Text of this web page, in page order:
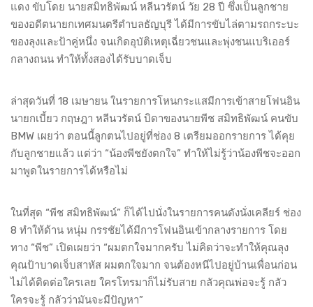
แดง ขับโดย นายสมิทธิพัฒน์ หลีนวรัตน์ วัย 28 ปี ซึ่งเป็นลูกชาย
ของอดีตนายกเทศมนตรีตำบลธัญบุรี ได้มีการขับไล่ตามรถกระบะ
ของลุงและป้าคู่หนึ่ง จนเกิดอุบัติเหตุเฉี่ยวชนและพุ่งชนแบริเออร์
กลางถนน ทำให้ทั้งสองได้รับบาดเจ็บ
ล่าสุดวันที่ 18 เมษายน ในรายการโหนกระแสมีการเข้าสายโฟนอิน
นายกเบี้ยว กฤษฎา หลีนวรัตน์ บิดาของนายพีช สมิทธิพัฒน์ คนขับ
BMW เผยว่า ตอนนี้ลูกตนไปอยู่ที่ช่อง 8 เตรียมออกรายการ ได้คุย
กับลูกชายแล้ว แต่ว่า “น้องพีชยังตกใจ” ทำให้ไม่รู้ว่าน้องพีชจะออก
มาพูดในรายการได้หรือไม่
ในที่สุด “พีช สมิทธิพัฒน์” ก็ได้ไปนั่งในรายการคนดังนั่งเคลียร์ ช่อง
8 ทำให้ด้าน หนุ่ม กรรชัยได้มีการโฟนอินเข้ากลางรายการ โดย
ทาง “พีช” เปิดเผยว่า “ผมตกใจมากครับ ไม่คิดว่าจะทำให้คุณลุง
คุณป้าบาดเจ็บสาหัส ผมตกใจมาก จนต้องหนีไปอยู่บ้านเพื่อนก่อน
ไม่ได้ติดต่อใครเลย ใครโทรมาก็ไม่รับสาย กลัวคุณพ่อจะรู้ กลัว
ใครจะรู้ กลัวว่ามันจะมีปัญหา”